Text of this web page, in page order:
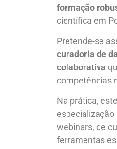
formação
científica em
Pretende-se
curadoria de
colaborativa
competências
Na prática,
especialização
webinars, de
ferramentas